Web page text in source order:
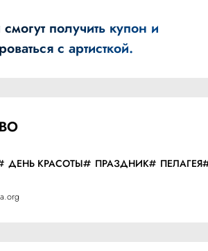
ДЕНЬ КРАСОТЫ ПРАЗДНИК ПЕЛАГЕЯ
получить купон и
с артисткой.